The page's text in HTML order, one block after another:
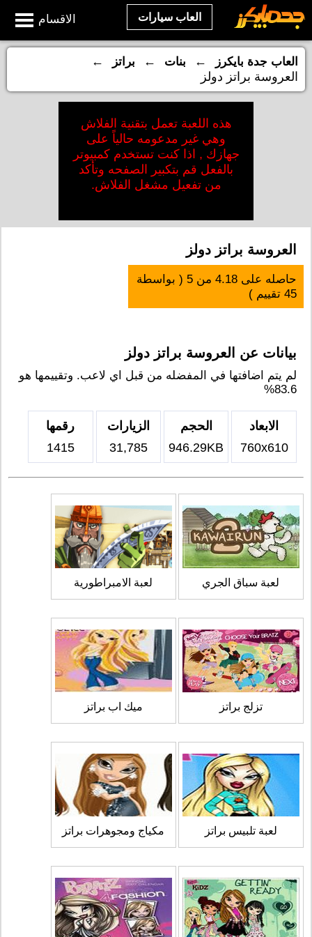
الاقسام العاب سيارات
العاب جدة بايكرز ← بنات ← براتز
←
العروسة براتز دولز
هذه اللعبة تعمل بتقنية الفلاش
وهي غير مدعومه حالياً على
جهازك , اذا كنت تستخدم كمبيوتر
بالفعل قم بتكبير الصفحه وتأكد
من تفعيل مشغل الفلاش.
العروسة براتز دولز
حاصله على4.18 من5 ( بواسطة
45 تقييم )
بيانات عن العروسة براتز دولز
لم يتم اضافتها في المفضله من قبل اي لاعب. وتقييمها هو
83.6%
الابعاد
760x610
الحجم
946.29KB
الزيارات
31,785
رقمها
1415
لعبة سباق الجري لعبة الامبراطورية
تزلج براتز ميك اب براتز
لعبة تلبيس براتز مكياج ومجوهرات براتز